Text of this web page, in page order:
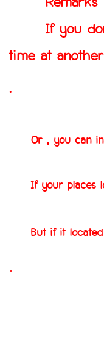
If you don't
time at
.
Or , you can
If your places
But if it located
.